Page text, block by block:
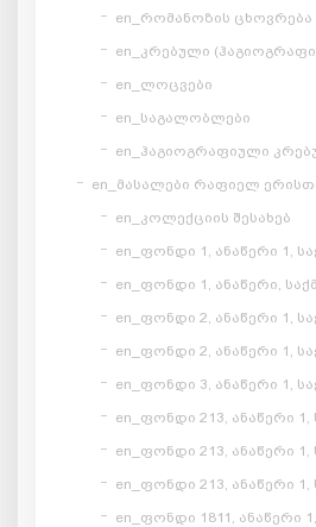
en_რომანოზის ცხოვრება
en_კრებული
en_ლოცვები
en_საგალობლები
en_ჰაგიოგრაფიული
en_მასალები რაფიელ
en_კოლექციის შესახებ
en_ფონდი 1, ანაწერი 1,
en_ფონდი 1, ანაწერი,
en_ფონდი 2, ანაწერი 1,
en_ფონდი 2, ანაწერი 1,
en_ფონდი 3, ანაწერი 1,
en_ფონდი 213, ანაწერი 1,
en_ფონდი 213, ანაწერი 1,
en_ფონდი 213, ანაწერი 1,
en_ფონდი 1811, ანაწერი 1,